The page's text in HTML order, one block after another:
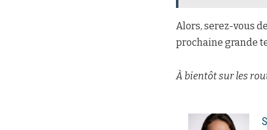
Alors, serez-vous
prochaine grande
À bientôt sur les